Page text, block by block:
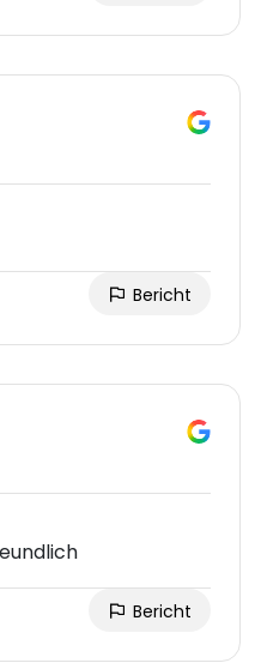
Bericht
Bericht